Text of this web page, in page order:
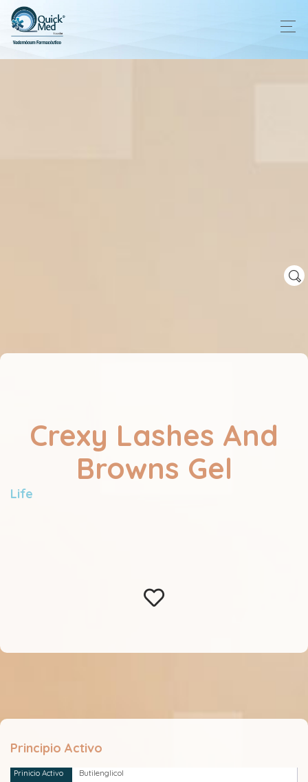
Crexy Lashes And
Browns Gel
Life
Principio Activo
Butilenglicol